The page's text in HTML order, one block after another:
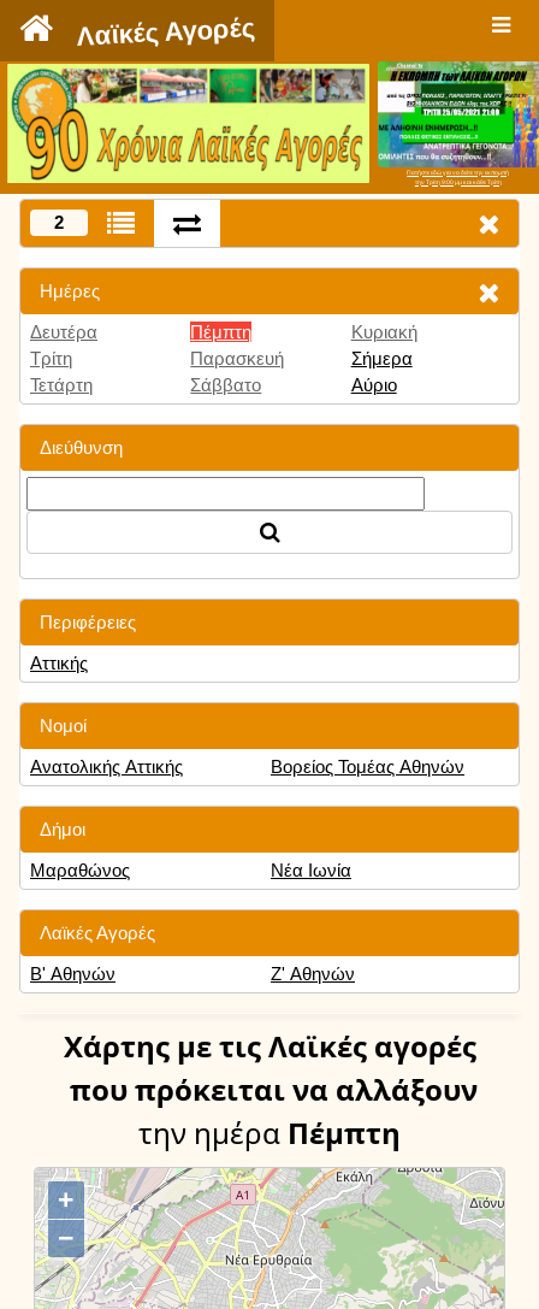
Λαϊκές Αγορές
Πατήστε εδώ για να δείτε την εκπομπή
την Τρίτη 9:00 μμ και κάθε Τρίτη
2
Ημέρες
Δευτέρα
Τρίτη
Τετάρτη
Πέμπτη
Παρασκευή
Σάββατο
Κυριακή
Σήμερα
Αύριο
Διεύθυνση
Περιφέρειες
Αττικής
Νομοί
Ανατολικής Αττικής
Βορείος Τομέας Αθηνών
Δήμοι
Μαραθώνος
Νέα Ιωνία
Λαϊκές Αγορές
Β' Αθηνών
Ζ' Αθηνών
Χάρτης με τις Λαϊκές αγορές
που πρόκειται να αλλάξουν
την ημέρα Πέμπτη
+
−